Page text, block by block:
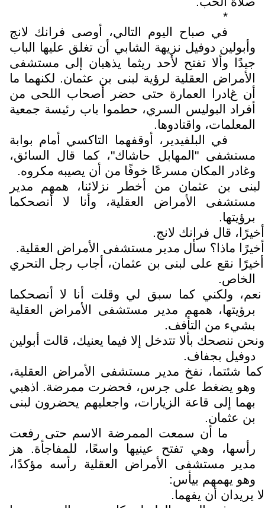
*
في صباح اليوم التالي، أوصى فرانك لانج
وأبولين دوفيل نزيهة الشابي أن تغلق عليها الباب
جيدًا وألا تفتح لأحد ريثما يذهبان إلى مستشفى
الأمراض العقلية لرؤية لبنى بن عثمان. لكنهما ما
أن غادرا العمارة حتى حضر أصحاب اللحى من
أفراد البوليس السري، حطموا باب رئيسة جمعية
المعلمات، واقتادوها.
في البلفيدير، أوقفهما التاكسي أمام بوابة
مستشفى "المهابل حاشاك"، كما قال السائق،
وغادر المكان مسرعًا خوفًا من أن يصيبه مكروه.
لبنى بن عثمان من أخطر نزلائنا، همهم مدير
مستشفى الأمراض العقلية، وأنا لا أنصحكما
برؤيتها.
أخيرًا، قال فرانك لانج.
أخيرًا ماذا؟ سأل مدير مستشفى الأمراض العقلية.
أخيرًا نقع على لبنى بن عثمان، أجاب رجل التحري
الخاص.
نعم، ولكني كما سبق لي وقلت أنا لا أنصحكما
برؤيتها، همهم مدير مستشفى الأمراض العقلية
بشيء من التأفف.
ونحن ننصحك بألا تتدخل إلا فيما يعنيك، قالت أبولين
دوفيل بجفاف.
كما شئتما، نفخ مدير مستشفى الأمراض العقلية،
وهو يضغط على جرس، فحضرت ممرضة. اذهبي
بهما إلى قاعة الزيارات، واجعليهم يحضرون لبنى
بن عثمان.
ما أن سمعت الممرضة الاسم حتى رفعت
رأسها، وهي تفتح عينيها واسعًا، للمفاجأة. هز
مدير مستشفى الأمراض العقلية رأسه مؤكدًا،
وهو يهمهم بيأس:
لا يريدان أن يفهما.